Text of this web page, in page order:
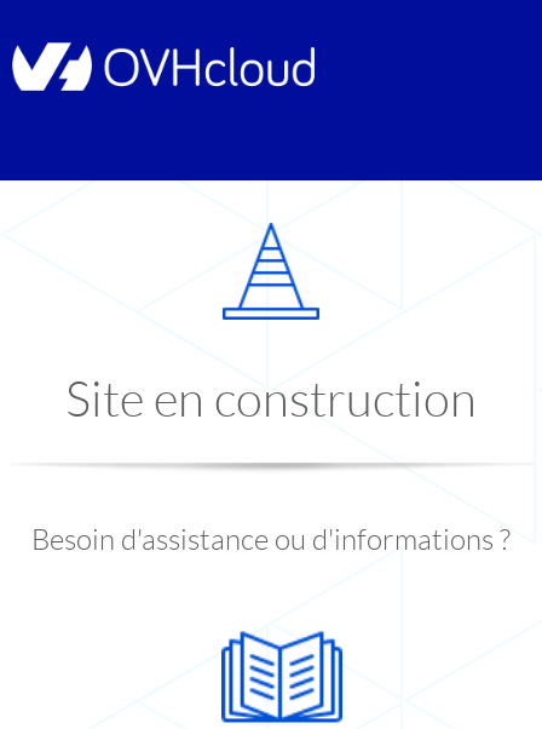
Site en construction
Besoin d'assistance ou d'informations ?